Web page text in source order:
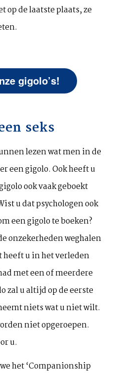
op de laatste plaats, ze
gigolo’s!
seks
lezen wat men in de
een gigolo. Ook heeft u
ook vaak geboekt
u dat psychologen ook
een gigolo te boeken?
onzekerheden weghalen
u in het verleden
met een of meerdere
zal u altijd op de eerste
niets wat u niet wilt.
niet opgeroepen.
u.
het ‘Companionship